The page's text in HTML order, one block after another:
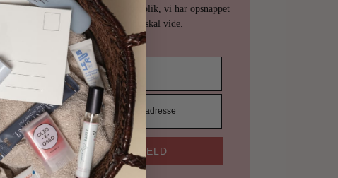
en mail fra os det øjeblik, vi har opsnappet
noget, du skal vide.
TILMELD